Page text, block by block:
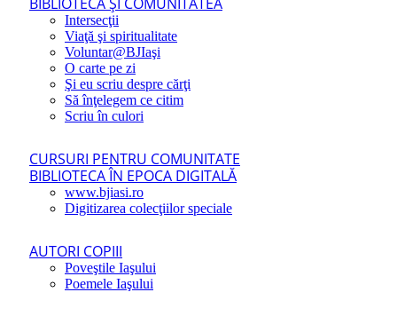
Intersecţii
Viaţă şi spiritualitate
Voluntar@BJIaşi
O carte pe zi
Şi eu scriu despre cărţi
Să înţelegem ce citim
Scriu în culori
CURSURI PENTRU COMUNITATE
BIBLIOTECA ÎN EPOCA DIGITALĂ
www.bjiasi.ro
Digitizarea colecţiilor speciale
AUTORI COPIII
Poveştile Iaşului
Poemele Iaşului